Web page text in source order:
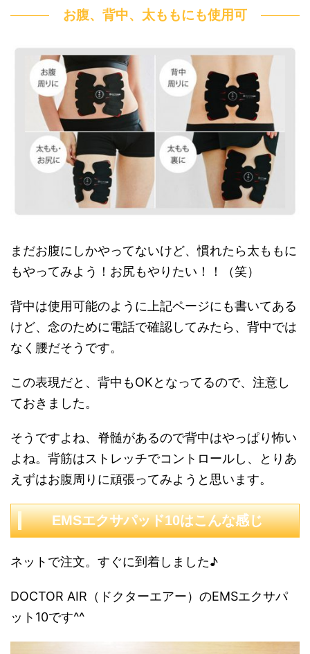
お腹、背中、太ももにも使用可
まだお腹にしかやってないけど、慣れたら太ももに
もやってみよう！お尻もやりたい！！（笑）
背中は使用可能のように上記ページにも書いてある
けど、念のために電話で確認してみたら、背中では
なく腰だそうです。
この表現だと、背中もOKとなってるので、注意し
ておきました。
そうですよね、脊髄があるので背中はやっぱり怖い
よね。背筋はストレッチでコントロールし、とりあ
えずはお腹周りに頑張ってみようと思います。
EMSエクサパッド10はこんな感じ
ネットで注文。すぐに到着しました♪
DOCTOR AIR（ドクターエアー）のEMSエクサパ
ット10です^^